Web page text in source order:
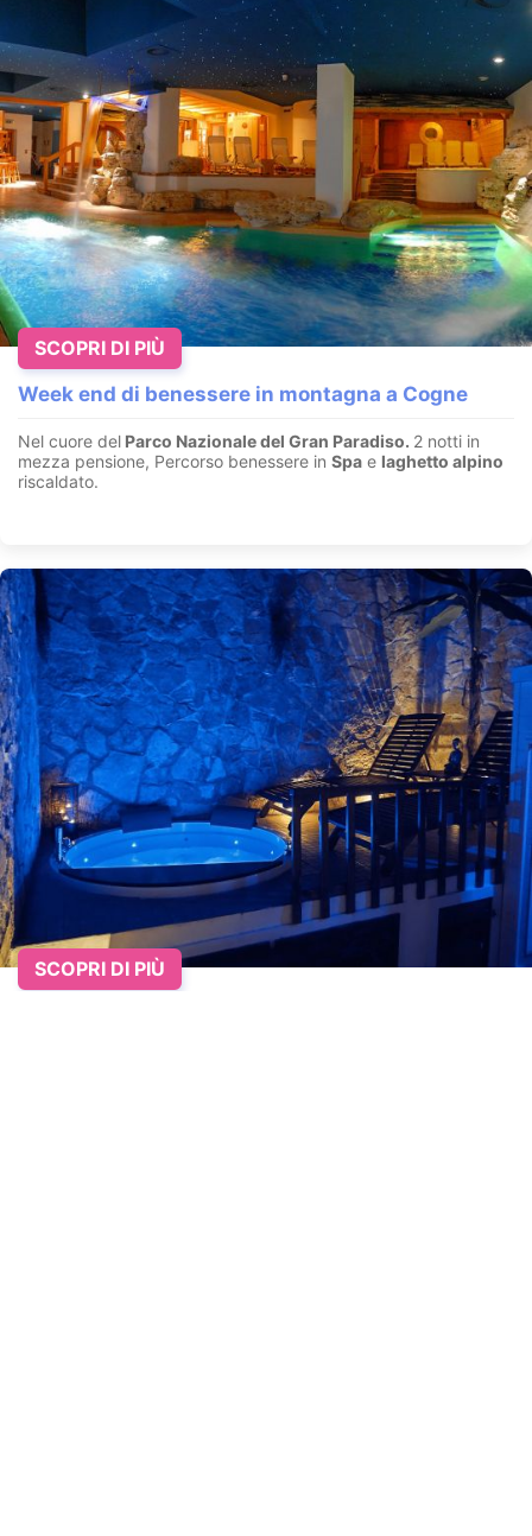
Week end di benessere in montagna a Cogne
Nel cuore del Parco Nazionale del Gran Paradiso. 2 notti in
mezza pensione, Percorso benessere in Spa e laghetto alpino
riscaldato.
SCOPRI DI PIÙ
SCOPRI DI PIÙ